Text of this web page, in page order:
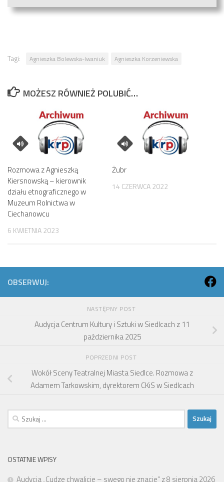
Tagi: Agnieszka Bolewska-Iwaniuk Agnieszka Korzeniewska
MOŻESZ RÓWNIEŻ POLUBIĆ…
Rozmowa z Agnieszką
Kiersnowską – kierownik
działu etnograficznego w
Muzeum Rolnictwa w
Ciechanowcu
6 KWIETNIA 2023
Żubr
14 CZERWCA 2022
OBSERWUJ:
NASTĘPNY POST
Audycja Centrum Kultury i Sztuki w Siedlcach z 11
października 2025
POPRZEDNI POST
Wokół Sceny Teatralnej Miasta Siedlce. Rozmowa z
Adamem Tarkowskim, dyrektorem CKiS w Siedlcach
Szukaj:
OSTATNIE WPISY
Audycja „Cudze chwalicie – swego nie znacie” z 8 sierpnia 2026